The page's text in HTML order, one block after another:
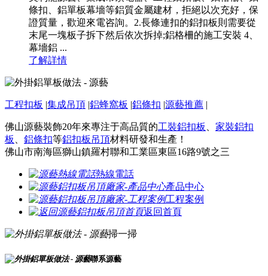
條扣、鋁單板幕墻等鋁質金屬建材，拒絕以次充好，保
證質量，歡迎來電咨詢。2.長條連扣的鋁扣板則需要從
末尾一塊板子拆下然后依次拆掉;鋁格柵的施工安裝 4、
幕墻鋁 ...
了解詳情
工程扣板 |集成吊頂 |鋁蜂窩板 |鋁條扣 |源藝推薦 |
佛山源藝裝飾20年來專注于高品質的工裝鋁扣板
家裝鋁扣
板
鋁條扣等鋁扣板吊頂材料研發和生產！
佛山市南海區獅山鎮羅村聯和工業區東區16路9號之三
熱線電話
產品中心
工程案例
返回首頁
掃一掃
聯系源藝